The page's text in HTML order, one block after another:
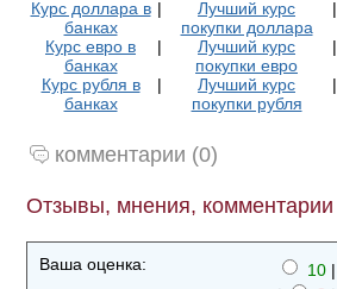
Курс доллара в
банках
|
Лучший курс
покупки доллара
|
Курс евро в
банках
|
Лучший курс
покупки евро
|
Курс рубля в
банках
|
Лучший курс
покупки рубля
|
комментарии (0)
Отзывы, мнения, комментарии
Ваша оценка: 10 |